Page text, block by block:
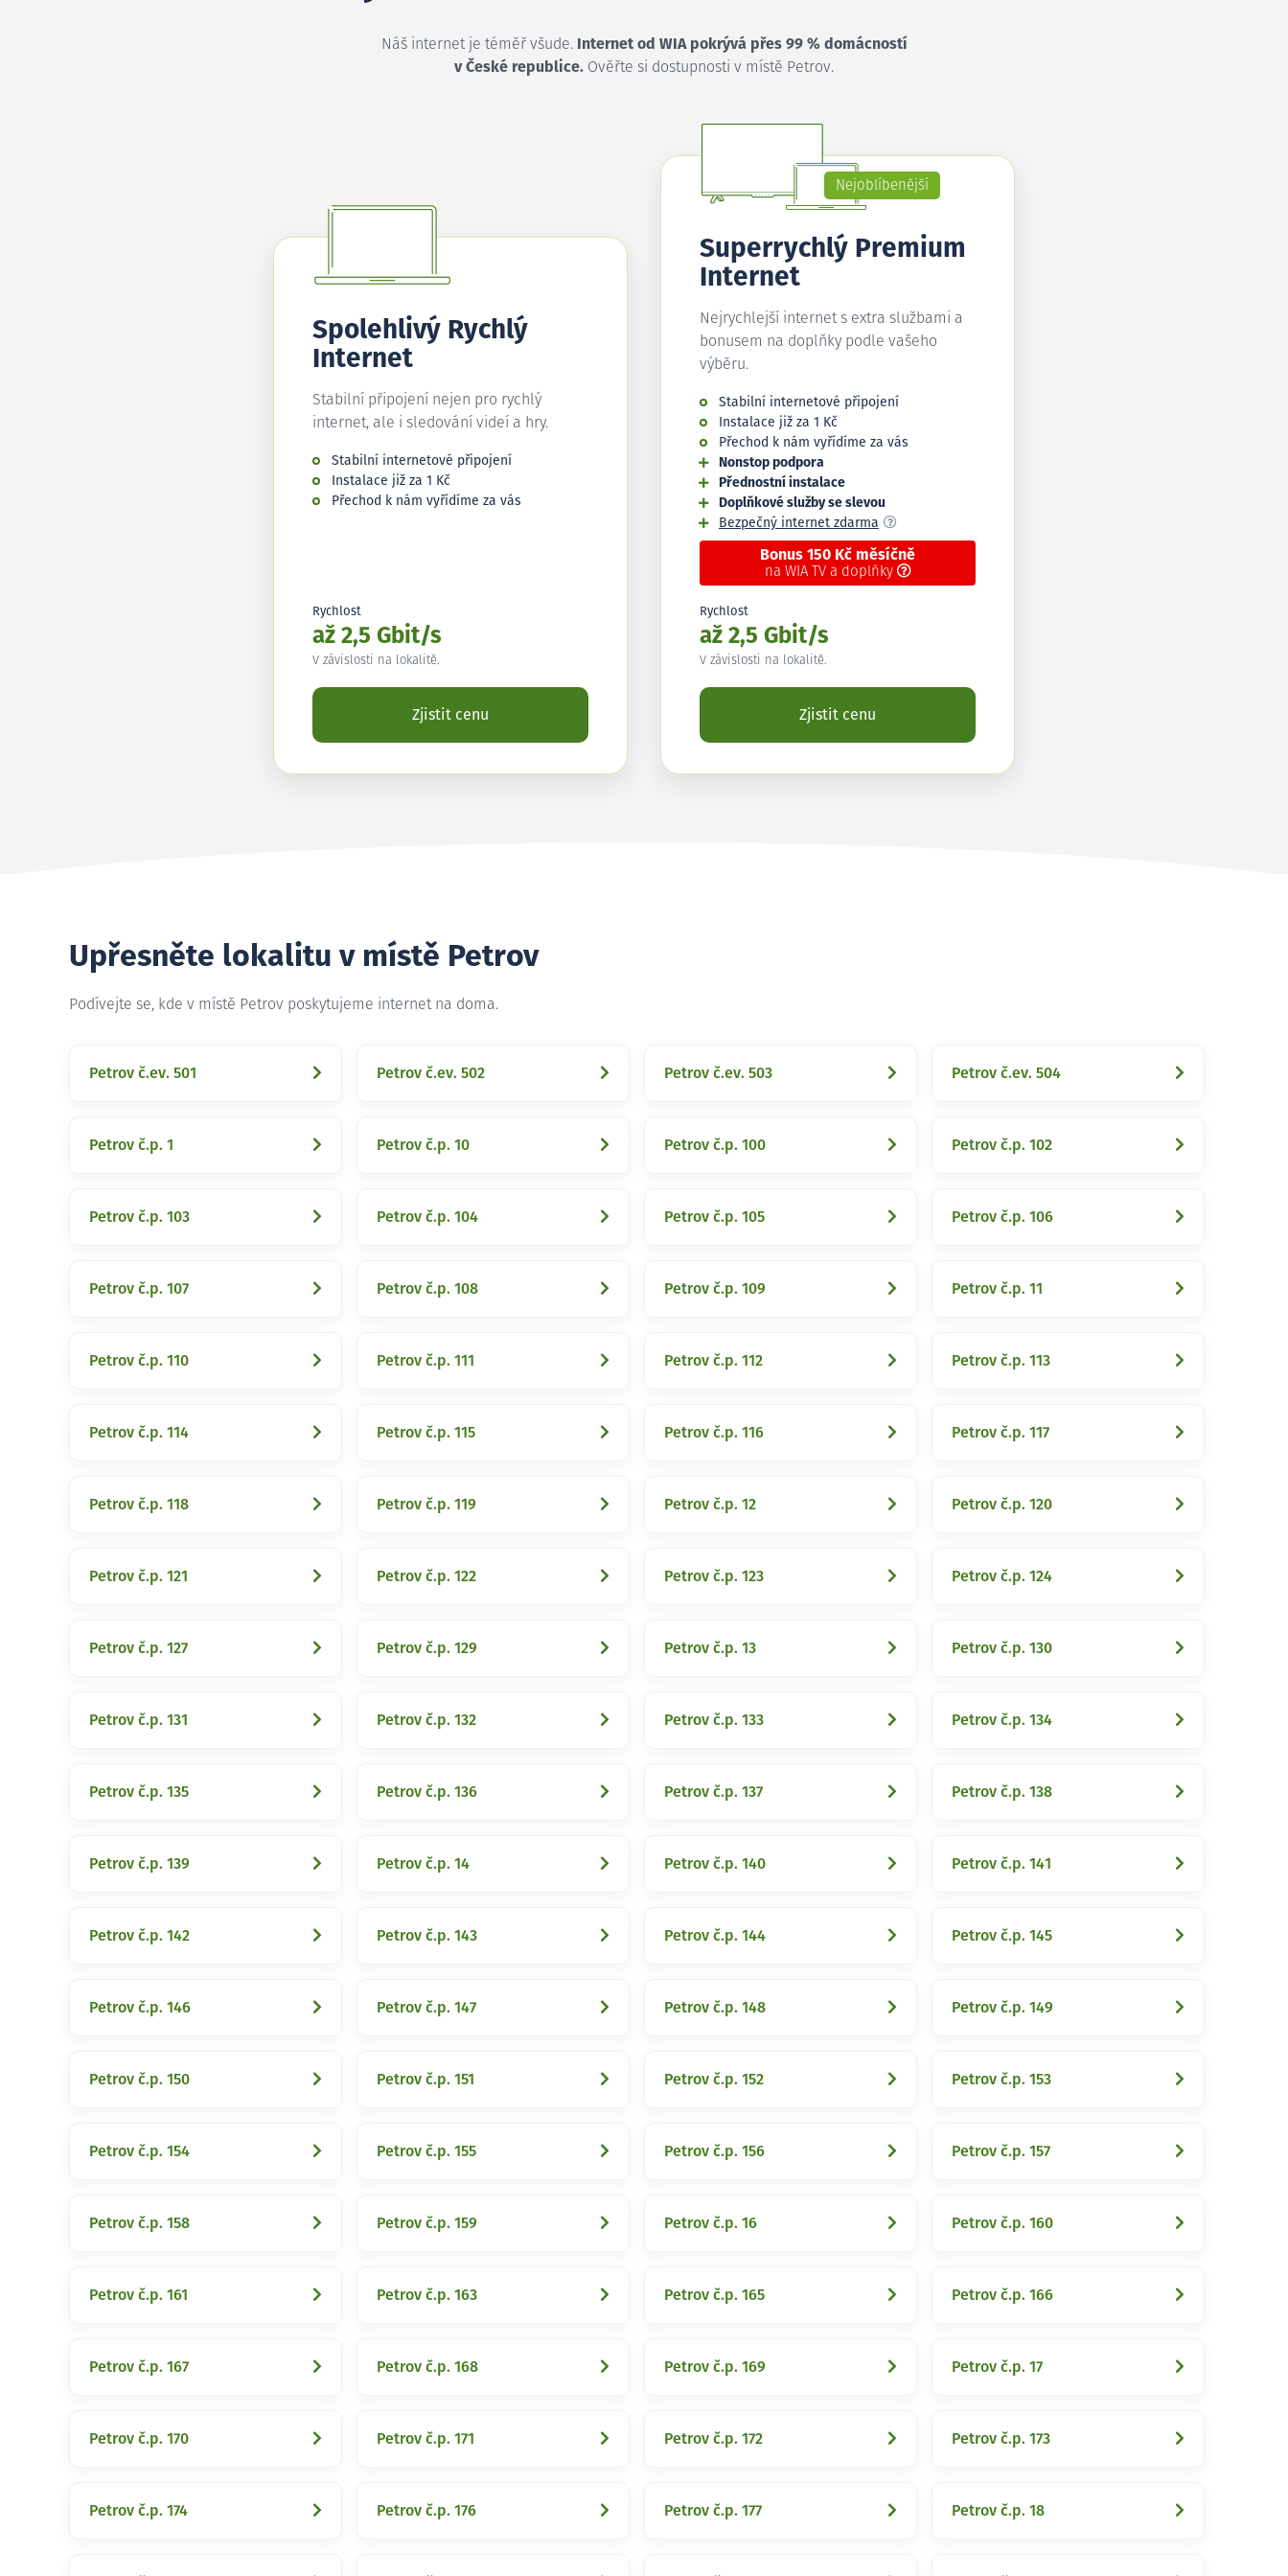
Náš internet je téměř všude.
Internet od WIA pokrývá přes 99 % domácností
v České republice. Ověřte si dostupnosti v místě Petrov.
Spolehlivý Rychlý
Internet
Stabilní připojení nejen pro rychlý
internet, ale i sledování videí a hry.
Stabilní internetové připojení
Instalace již za 1 Kč
Přechod k nám vyřídíme za vás
Rychlost
až 2,5 Gbit/s
V závislosti na lokalitě.
Zjistit cenu
Nejoblíbenější
Superrychlý Premium
Internet
Nejrychlejší internet s extra službami a
bonusem na doplňky podle vašeho
výběru.
Stabilní internetové připojení
Instalace již za 1 Kč
Přechod k nám vyřídíme za vás
Nonstop podpora
Přednostní instalace
Doplňkové služby se slevou
Bezpečný internet zdarma
Bonus 150 Kč měsíčně
na WIA TV a doplňky
Rychlost
až 2,5 Gbit/s
V závislosti na lokalitě.
Zjistit cenu
Upřesněte lokalitu v místě Petrov
Podívejte se, kde v místě Petrov poskytujeme internet na doma.
Petrov č.ev. 501 Petrov č.ev. 502 Petrov č.ev. 503 Petrov č.ev. 504
Petrov č.p. 1 Petrov č.p. 10 Petrov č.p. 100 Petrov č.p. 102
Petrov č.p. 103 Petrov č.p. 104 Petrov č.p. 105 Petrov č.p. 106
Petrov č.p. 107 Petrov č.p. 108 Petrov č.p. 109 Petrov č.p. 11
Petrov č.p. 110 Petrov č.p. 111 Petrov č.p. 112 Petrov č.p. 113
Petrov č.p. 114 Petrov č.p. 115 Petrov č.p. 116 Petrov č.p. 117
Petrov č.p. 118 Petrov č.p. 119 Petrov č.p. 12 Petrov č.p. 120
Petrov č.p. 121 Petrov č.p. 122 Petrov č.p. 123 Petrov č.p. 124
Petrov č.p. 127 Petrov č.p. 129 Petrov č.p. 13 Petrov č.p. 130
Petrov č.p. 131 Petrov č.p. 132 Petrov č.p. 133 Petrov č.p. 134
Petrov č.p. 135 Petrov č.p. 136 Petrov č.p. 137 Petrov č.p. 138
Petrov č.p. 139 Petrov č.p. 14 Petrov č.p. 140 Petrov č.p. 141
Petrov č.p. 142 Petrov č.p. 143 Petrov č.p. 144 Petrov č.p. 145
Petrov č.p. 146 Petrov č.p. 147 Petrov č.p. 148 Petrov č.p. 149
Petrov č.p. 150 Petrov č.p. 151 Petrov č.p. 152 Petrov č.p. 153
Petrov č.p. 154 Petrov č.p. 155 Petrov č.p. 156 Petrov č.p. 157
Petrov č.p. 158 Petrov č.p. 159 Petrov č.p. 16 Petrov č.p. 160
Petrov č.p. 161 Petrov č.p. 163 Petrov č.p. 165 Petrov č.p. 166
Petrov č.p. 167 Petrov č.p. 168 Petrov č.p. 169 Petrov č.p. 17
Petrov č.p. 170 Petrov č.p. 171 Petrov č.p. 172 Petrov č.p. 173
Petrov č.p. 174 Petrov č.p. 176 Petrov č.p. 177 Petrov č.p. 18